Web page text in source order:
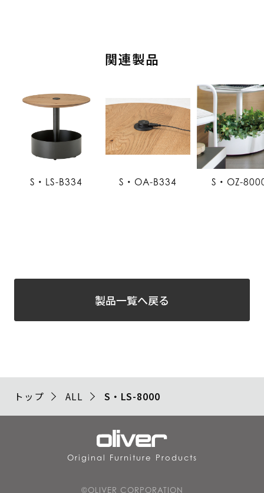
関連製品
S・LS-B334 S・OA-B334 S・OZ-
製品一覧へ戻る
トップ ALL S・LS-8000
Original Furniture Products
©OLIVER CORPORATION